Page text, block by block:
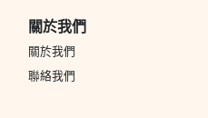
關於我們
關於我們
聯絡我們